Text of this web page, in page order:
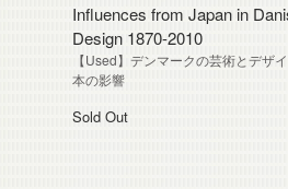
Influences from Japan in
Design 1870-2010
【Used】デンマークの芸術とデザ
本の影響
Sold Out